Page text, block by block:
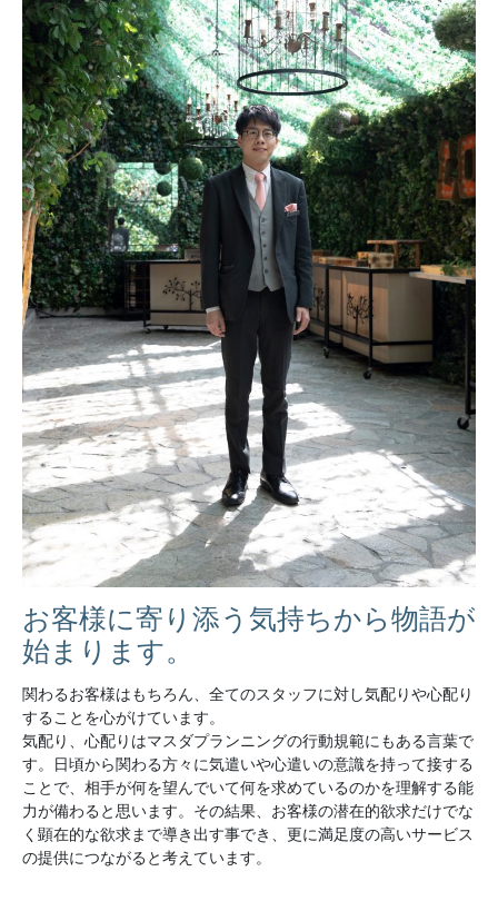
お客様に寄り添う気持ちから物語が
始まります。
関わるお客様はもちろん、全てのスタッフに対し気配りや心配り
することを心がけています。
気配り、心配りはマスダプランニングの行動規範にもある言葉で
す。日頃から関わる方々に気遣いや心遣いの意識を持って接する
ことで、相手が何を望んでいて何を求めているのかを理解する能
力が備わると思います。その結果、お客様の潜在的欲求だけでな
く顕在的な欲求まで導き出す事でき、更に満足度の高いサービス
の提供につながると考えています。